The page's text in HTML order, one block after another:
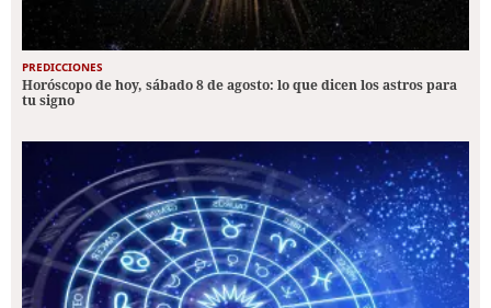
PREDICCIONES
Horóscopo de hoy, sábado 8 de agosto: lo que dicen los astros para
tu signo